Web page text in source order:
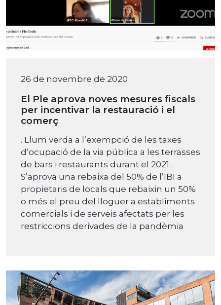
26 de novembre de 2020
El Ple aprova noves mesures fiscals
per incentivar la restauració i el
comerç
. Llum verda a l’exempció de les taxes
d’ocupació de la via pública a les terrasses
de bars i restaurants durant el 2021 .
S’aprova una rebaixa del 50% de l’IBI a
propietaris de locals que rebaixin un 50%
o més el preu del lloguer a establiments
comercials i de serveis afectats per les
restriccions derivades de la pandèmia